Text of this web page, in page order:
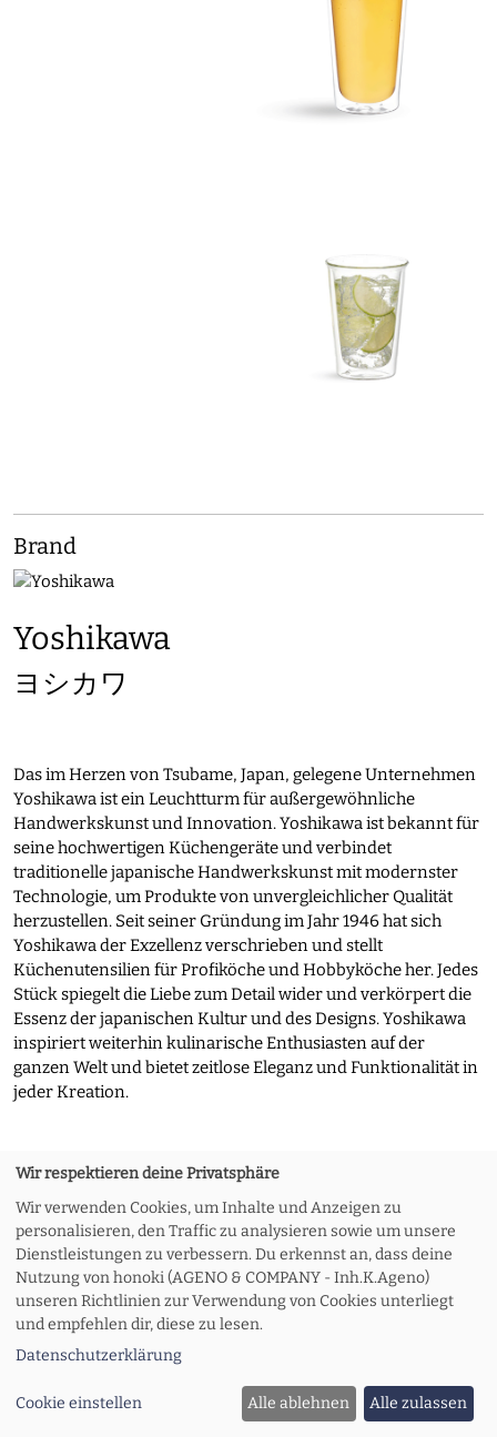
Brand
Yoshikawa
ヨシカワ
Das im Herzen von Tsubame, Japan, gelegene Unternehmen
Yoshikawa ist ein Leuchtturm für außergewöhnliche
Handwerkskunst und Innovation. Yoshikawa ist bekannt für
seine hochwertigen Küchengeräte und verbindet
traditionelle japanische Handwerkskunst mit modernster
Technologie, um Produkte von unvergleichlicher Qualität
herzustellen. Seit seiner Gründung im Jahr 1946 hat sich
Yoshikawa der Exzellenz verschrieben und stellt
Küchenutensilien für Profiköche und Hobbyköche her. Jedes
Stück spiegelt die Liebe zum Detail wider und verkörpert die
Essenz der japanischen Kultur und des Designs. Yoshikawa
inspiriert weiterhin kulinarische Enthusiasten auf der
ganzen Welt und bietet zeitlose Eleganz und Funktionalität in
jeder Kreation.
Journal
Von Berlin zu Ihrer Haustür - Unsere
japanischen Schätze sind jetzt nur noch
Wir respektieren deine Privatsphäre
Wir verwenden Cookies, um Inhalte und Anzeigen zu
personalisieren, den Traffic zu analysieren sowie um unsere
Dienstleistungen zu verbessern. Du erkennst an, dass deine
Nutzung von honoki (AGENO & COMPANY - Inh.K.Ageno)
unseren Richtlinien zur Verwendung von Cookies unterliegt
und empfehlen dir, diese zu lesen.
Datenschutzerklärung
Cookie einstellen Alle ablehnen Alle zulassen